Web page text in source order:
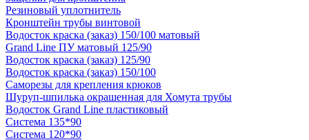
Резиновый уплотнитель
Кронштейн трубы винтовой
Водосток краска (заказ) 150/100 матовый
Grand Line ПУ матовый 125/90
Водосток краска (заказ) 125/90
Водосток краска (заказ) 150/100
Саморезы для крепления крюков
Шуруп-шпилька окрашенная для Хомута трубы
Водосток Grand Line пластиковый
Система 135*90
Система 120*90